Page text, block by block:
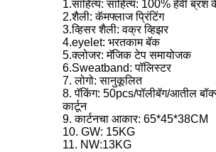
1.साहित्य: साहित्य: 100% हेवी
2.शैली: कॅमफ्लाज प्रिंटिंग
3.व्हिसर शैली: वक्र व्हिझर
4.eyelet: भरतकाम बॅक
5.क्लोजर: मॅजिक टेप समायोजक
6.Sweatband: पॉलिस्टर
7. लोगो: सानुकूलित
8. पॅकिंग: 50pcs/पॉलीबॅग/आतील
कार्टून
9. कार्टनचा आकार: 65*45*38CM
10. GW: 15KG
11. NW:13KG